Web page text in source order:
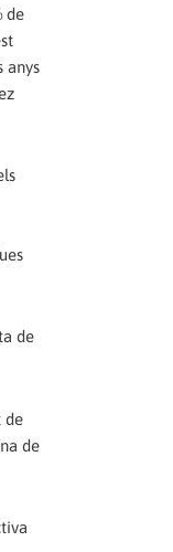
de
anys
de
de
de